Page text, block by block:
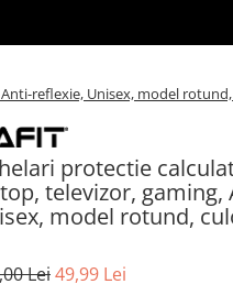
reflexie, Unisex, model
protectie
televizor,
model rotund,
Lei49,99 Lei